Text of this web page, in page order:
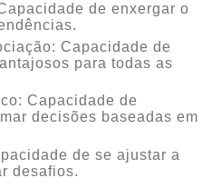
de enxergar o
Capacidade de
para todas as
Capacidade de
decisões baseadas em
de se ajustar a
desafios.